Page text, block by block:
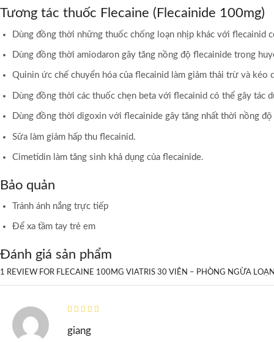
Tương tác thuốc Flecaine (Flecainide 100mg)
Dùng đồng thời những thuốc chống loạn nhịp khác với flecainid
Dùng đồng thời amiodaron gây tăng nồng độ flecainide trong
Quinin ức chế chuyển hóa của flecainid làm giảm thải trừ và kéo
Dùng đồng thời các thuốc chẹn beta với flecainid có thể gây
Dùng đồng thời digoxin với flecainide gây tăng nhất thời nồng
Sữa làm giảm hấp thu flecainid.
Cimetidin làm tăng sinh khả dụng của flecainide.
Bảo quản
Tránh ánh nắng trực tiếp
Để xa tầm tay trẻ em
Đánh giá sản phẩm
1 REVIEW FOR FLECAINE 100MG VIATRIS 30 VIÊN – PHÒNG NGỪA
giang